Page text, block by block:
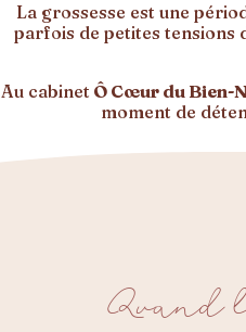
La grossesse est une
parfois de petites tensions
Au cabinet Ô Cœur du Bien-
moment de
Quand